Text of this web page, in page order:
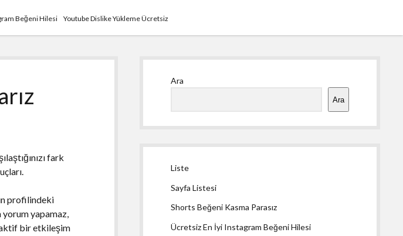
Beğeni Hilesi Youtube Dislike Yükleme Ücretsiz
fark
profilindeki
yorum yapamaz,
aktif bir etkileşim
Ara
Ara
Liste
Sayfa Listesi
Shorts Beğeni Kasma Parasız
Ücretsiz En İyi Instagram Beğeni Hilesi